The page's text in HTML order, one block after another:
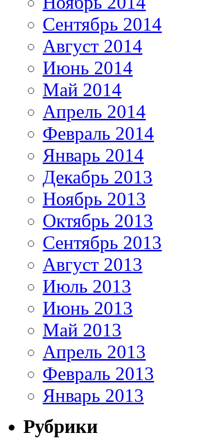
Сентябрь 2014
Август 2014
Июнь 2014
Май 2014
Апрель 2014
Февраль 2014
Январь 2014
Декабрь 2013
Ноябрь 2013
Октябрь 2013
Сентябрь 2013
Август 2013
Июль 2013
Июнь 2013
Май 2013
Апрель 2013
Февраль 2013
Январь 2013
Рубрики